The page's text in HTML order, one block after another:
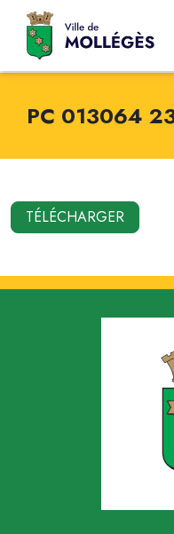
Accéder au contenu
PC 013064
TÉLÉCHARGER